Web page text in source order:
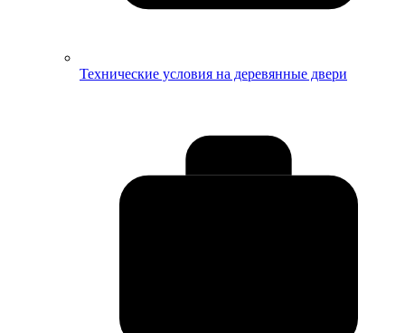
Технические условия на деревянные двери